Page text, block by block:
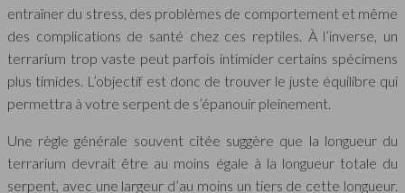
entraîner du stress, des problèmes de comportement et même
des complications de santé chez ces reptiles. À l’inverse, un
terrarium trop vaste peut parfois intimider certains spécimens
plus timides. L’objectif est donc de trouver le juste équilibre qui
permettra à votre serpent de s’épanouir pleinement.
Une règle générale souvent citée suggère que la longueur du
terrarium devrait être au moins égale à la longueur totale du
serpent, avec une largeur d’au moins un tiers de cette longueur.